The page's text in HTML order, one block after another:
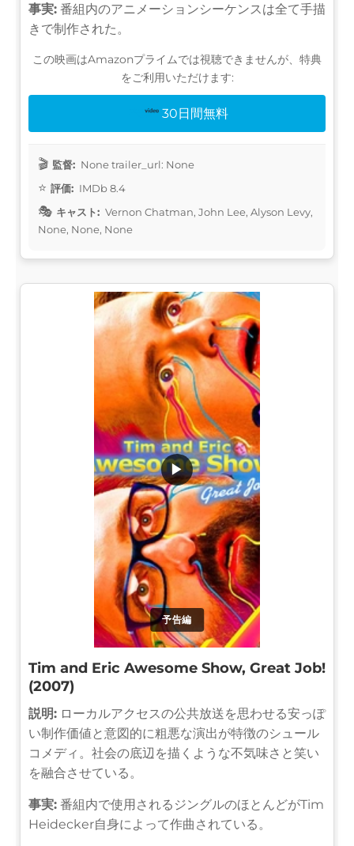
事実: 番組内のアニメーションシーケンスは全て手描
きで制作された。
この映画はAmazonプライムでは視聴できませんが、特典
をご利用いただけます:
30日間無料
監督: None trailer_url: None
評価: IMDb 8.4
キャスト: Vernon Chatman, John Lee, Alyson Levy,
None, None, None
予告編
▶
Tim and Eric Awesome Show, Great Job!
(2007)
説明: ローカルアクセスの公共放送を思わせる安っぽ
い制作価値と意図的に粗悪な演出が特徴のシュール
コメディ。社会の底辺を描くような不気味さと笑い
を融合させている。
事実: 番組内で使用されるジングルのほとんどがTim
Heidecker自身によって作曲されている。